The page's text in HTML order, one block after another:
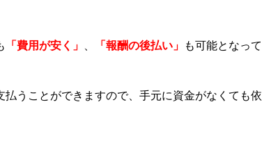
「費用が安く」 「報酬の後払い」
も可能となって
うことができますので、手元に資金がなくても依